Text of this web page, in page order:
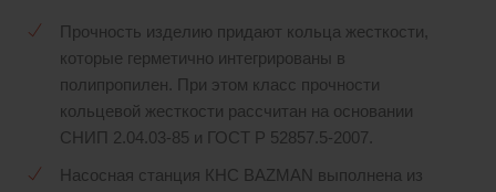
Прочность изделию придают кольца жесткости,
которые герметично интегрированы в
полипропилен. При этом класс прочности
кольцевой жесткости рассчитан на основании
СНИП 2.04.03-85 и ГОСТ Р 52857.5-2007.
Насосная станция КНС BAZMAN выполнена из